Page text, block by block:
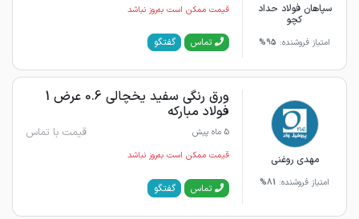
سپاهان فولاد حداد
کچو
امتیاز فروشنده: 95%
قیمت ممکن است به‌روز نباشد
تماس گفتگو
مهدی روغنی
امتیاز فروشنده: 81%
ورق رنگی سفید یخچالی 0.6 عرض 1
فولاد مبارکه
5 ماه پیش قیمت با تماس
قیمت ممکن است به‌روز نباشد
تماس گفتگو